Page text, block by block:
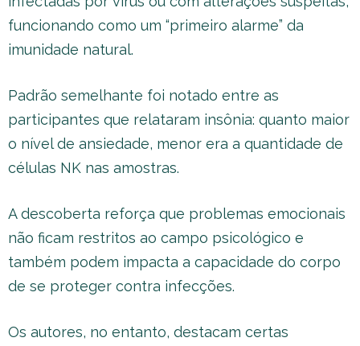
funcionando como um “primeiro alarme” da
imunidade natural.
Padrão semelhante foi notado entre as
participantes que relataram insônia: quanto maior
o nível de ansiedade, menor era a quantidade de
células NK nas amostras.
A descoberta reforça que problemas emocionais
não ficam restritos ao campo psicológico e
também podem impacta a capacidade do corpo
de se proteger contra infecções.
Os autores, no entanto, destacam certas